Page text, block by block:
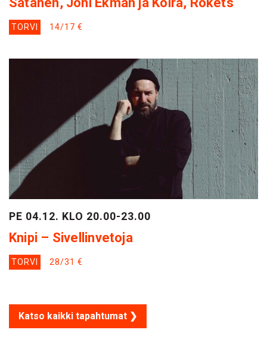
TORVI 14/17 €
PE 04.12. KLO 20.00-23.00
Knipi – Sivellinvetoja
TORVI 28/31 €
Katso kaikki tapahtumat ❯